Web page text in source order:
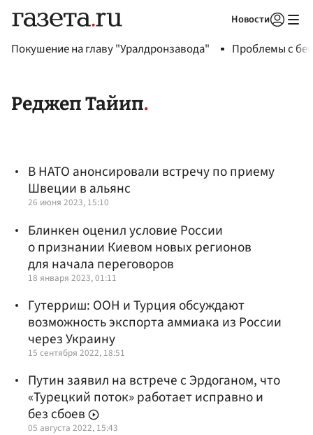
Новости
Покушение на главу "Уралдронзавода" Проблемы с
Реджеп Тайип
В НАТО анонсировали встречу по приему
Швеции в альянс
26 июня 2023, 15:10
Блинкен оценил условие России
о признании Киевом новых регионов
для начала переговоров
18 января 2023, 01:11
Гутерриш: ООН и Турция обсуждают
возможность экспорта аммиака из России
через Украину
15 сентября 2022, 18:51
Путин заявил на встрече с Эрдоганом, что
«Турецкий поток» работает исправно и
без сбоев
05 августа 2022, 15:43